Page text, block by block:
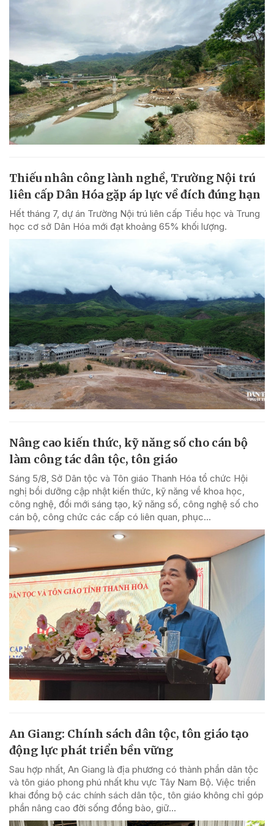
Thiếu nhân công lành nghề, Trường Nội trú
liên cấp Dân Hóa gặp áp lực về đích đúng hạn
Hết tháng 7, dự án Trường Nội trú liên cấp Tiểu học và Trung
học cơ sở Dân Hóa mới đạt khoảng 65% khối lượng.
Nâng cao kiến thức, kỹ năng số cho cán bộ
làm công tác dân tộc, tôn giáo
Sáng 5/8, Sở Dân tộc và Tôn giáo Thanh Hóa tổ chức Hội
nghị bồi dưỡng cập nhật kiến thức, kỹ năng về khoa học,
công nghệ, đổi mới sáng tạo, kỹ năng số, công nghệ số cho
cán bộ, công chức các cấp có liên quan, phục...
An Giang: Chính sách dân tộc, tôn giáo tạo
động lực phát triển bền vững
Sau hợp nhất, An Giang là địa phương có thành phần dân tộc
và tôn giáo phong phú nhất khu vực Tây Nam Bộ. Việc triển
khai đồng bộ các chính sách dân tộc, tôn giáo không chỉ góp
phần nâng cao đời sống đồng bào, giữ...